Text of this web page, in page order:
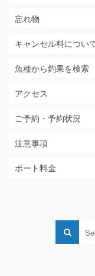
忘れ物
キャンセル料につい
魚種から釣果を検索
アクセス
ご予約・予約状況
注意事項
ボート料金